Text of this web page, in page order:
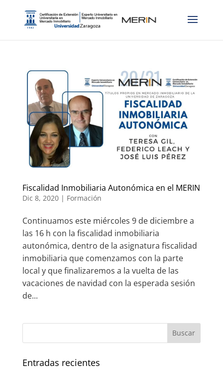
Fiscalidad Inmobiliaria Autonómica en el MERIN
Dic 8, 2020| Formación
Continuamos este miércoles 9 de diciembre a
las 16 h con la fiscalidad inmobiliaria
autonómica, dentro de la asignatura fiscalidad
inmobiliaria que comenzamos con la parte
local y que finalizaremos a la vuelta de las
vacaciones de navidad con la esperada sesión
de...
Entradas recientes